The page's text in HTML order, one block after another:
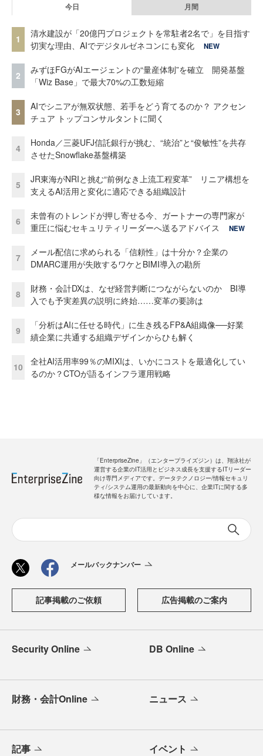
今日 月間
1
清水建設が「20億円プロジェクトを常駐者2名で」を目指す
切実な理由、AIでデジタルゼネコンにも変化
NEW
2
みずほFGがAIエージェントの“量産体制”を確立 開発基盤
「Wiz Base」で最大70%の工数短縮
3
AIでシニアが無双状態、若手をどう育てるのか？ アクセン
チュア トップコンサルタントに聞く
4
Honda／三菱UFJ信託銀行が挑む、“統治”と“俊敏性”を共存
させたSnowflake基盤構築
5
JR東海がNRIと挑む“前例なき上流工程変革” リニア構想を
支えるAI活用と変化に適応できる組織設計
6
未曾有のトレンドが押し寄せる今、ガートナーの専門家が
重圧に悩むセキュリティリーダーへ送るアドバイス
NEW
7
メール配信に求められる「信頼性」は十分か？企業の
DMARC運用が失敗するワケとBIMI導入の勘所
8
財務・会計DXは、なぜ経営判断につながらないのか BI導
入でも予実差異の説明に終始……変革の要諦は
9
「分析はAIに任せる時代」に生き残るFP&A組織像──好業
績企業に共通する組織デザインからひも解く
10
全社AI活用率99％のMIXIは、いかにコストを最適化してい
るのか？CTOが語るインフラ運用戦略
「EnterpriseZine」（エンタープライズジン）は、翔泳社が
運営する企業のIT活用とビジネス成長を支援するITリーダー
向け専門メディアです。データテクノロジー/情報セキュリ
ティ/システム運用の最新動向を中心に、企業ITに関する多
様な情報をお届けしています。
メールバックナンバー
記事掲載のご依頼 広告掲載のご案内
Security Online DB Online
財務・会計Online ニュース
記事 イベント